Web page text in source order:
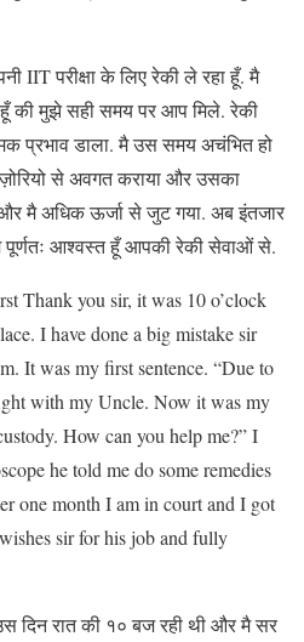
IIT परीक्षा के लिए रेकी ले रहा हूँ. मै
की मुझे सही समय पर आप मिले. रेकी
प्रभाव डाला. मै उस समय अचंभित हो
से अवगत कराया और उसका
और मै अधिक ऊर्जा से जुट गया. अब इंतजार
पूर्णतः आश्वस्त हूँ आपकी रेकी सेवाओं से.
Thank you sir, it was 10 o’clock
I have done a big mistake sir
It was my first sentence. “Due to
with my Uncle. Now it was my
How can you help me?” I
he told me do some remedies
one month I am in court and I got
sir for his job and fully
दिन रात की १० बज रही थी और मै सर